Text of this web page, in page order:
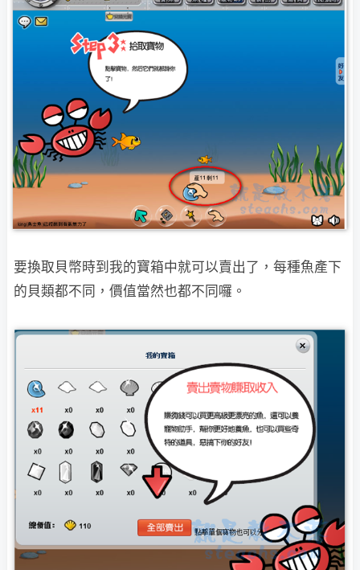
要換取貝幣時到我的寶箱中就可以賣出了，每種魚產下
的貝類都不同，價值當然也都不同囉。